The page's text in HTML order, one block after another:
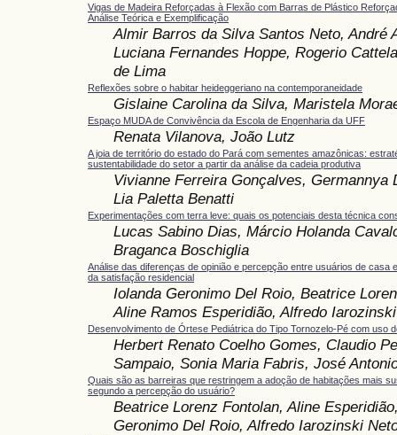
Vigas de Madeira Reforçadas à Flexão com Barras de Plástico
Análise Teórica e Exemplificação
Almir Barros da Silva Santos Neto, André
Luciana Fernandes Hoppe, Rogerio
de Lima
Reflexões sobre o habitar heideggeriano na contemporaneidade
Gislaine Carolina da Silva, Maristela
Espaço MUDA de Convivência da Escola de Engenharia da UFF
Renata Vilanova, João Lutz
A joia de território do estado do Pará com sementes amazônicas:
sustentabilidade do setor a partir da análise da cadeia produtiva
Vivianne Ferreira Gonçalves, Germannya
Lia Paletta Benatti
Experimentações com terra leve: quais os potenciais desta técnica
Lucas Sabino Dias, Márcio Holanda
Braganca Boschiglia
Análise das diferenças de opinião e percepção entre usuários de casa
da satisfação residencial
Iolanda Geronimo Del Roio, Beatrice
Aline Ramos Esperidião, Alfredo
Desenvolvimento de Órtese Pediátrica do Tipo Tornozelo-Pé com uso
Herbert Renato Coelho Gomes, Claudio
Sampaio, Sonia Maria Fabris, José
Quais são as barreiras que restringem a adoção de habitações mais
segundo a percepção do usuário?
Beatrice Lorenz Fontolan, Aline
Geronimo Del Roio, Alfredo Iarozinski